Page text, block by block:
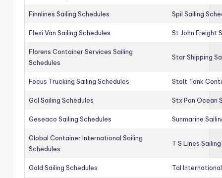
Finnlines Sailing Schedules Spil Sailing
Flexi Van Sailing Schedules St John Freight
Florens Container Services Sailing
Schedules
Star Shipping
Focus Trucking Sailing Schedules Stolt Tank
Gcl Sailing Schedules Stx Pan Ocean
Geseaco Sailing Schedules Sunmarine
Global Container International Sailing
Schedules
T S Lines
Gold Sailing Schedules Tal